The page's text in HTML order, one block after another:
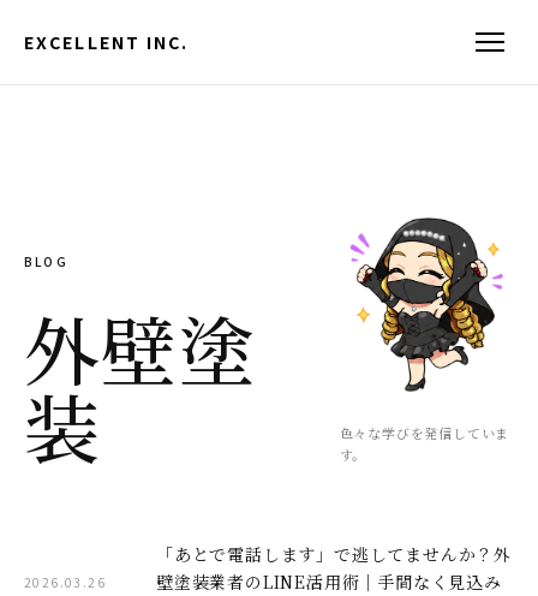
EXCELLENT INC.
BLOG
外壁塗
装
色々な学びを発信していま
す。
2026.03.26
「あとで電話します」で逃してませんか？外
壁塗装業者のLINE活用術｜手間なく見込み